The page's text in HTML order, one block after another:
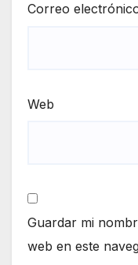
Correo
Web
Guardar mi
web en este